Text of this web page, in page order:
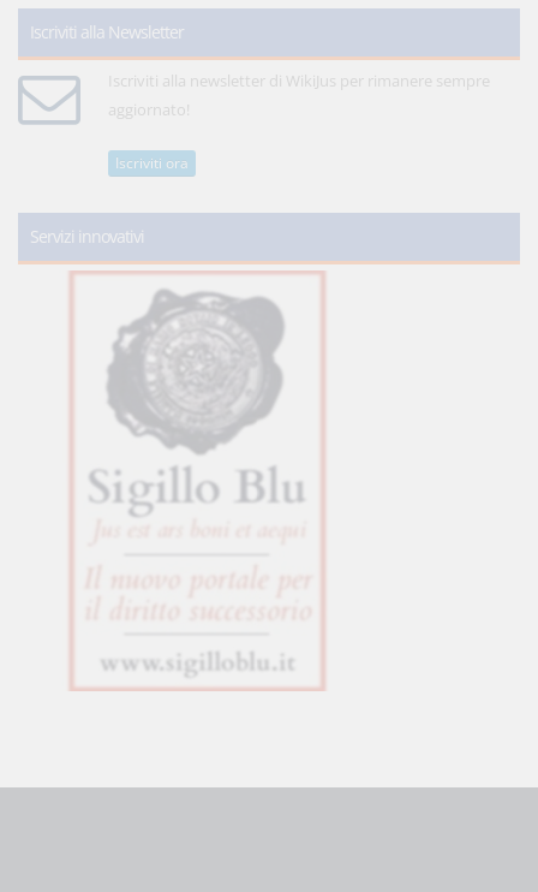
Iscriviti alla Newsletter
Iscriviti alla newsletter di WikiJus per rimanere sempre
aggiornato!
Iscriviti ora
Servizi innovativi